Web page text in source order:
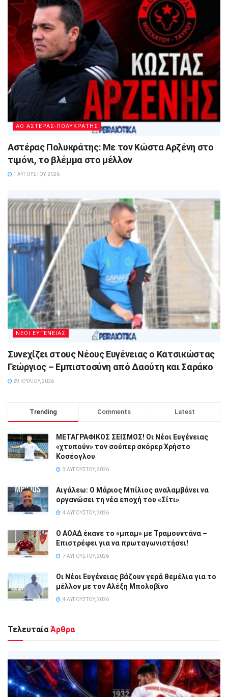
ΑΟ ΑΣΤΕΡΑΣ-ΠΟΛΥΚΡΑΤΗΣ
Αστέρας Πολυκράτης: Με τον Κώστα Αρζένη στο
τιμόνι, το βλέμμα στο μέλλον
1 ΑΥΓΟΎΣΤΟΥ, 2026
ΝΕΟΙ ΕΥΓΕΝΕΙΑΣ
Συνεχίζει στους Νέους Ευγένειας ο Κατσικώστας
Γεώργιος – Εμπιστοσύνη από Δαούτη και Σαράκο
29 ΙΟΥΛΊΟΥ, 2026
Trending Comments Latest
ΜΕΤΑΓΡΑΦΙΚΟΣ ΣΕΙΣΜΟΣ! Οι Νέοι Ευγένειας
«χτυπούν» τον σούπερ σκόρερ Χρήστο
Κοσέογλου
3 ΑΥΓΟΎΣΤΟΥ, 2026
Αιγάλεω: Ο Μάριος Μπίλιος αναλαμβάνει να
οργανώσει τη νέα εποχή του «Σίτι»
4 ΑΥΓΟΎΣΤΟΥ, 2026
Ο ΑΟΑΔ έκανε το «μπαμ» με Τραμουντάνα –
Επιστρέφει για να πρωταγωνιστήσει!
7 ΑΥΓΟΎΣΤΟΥ, 2026
Οι Νέοι Ευγένειας βάζουν γερά θεμέλια για το
μέλλον με τον Αλέξη Μπολοβίνο
4 ΑΥΓΟΎΣΤΟΥ, 2026
Τελευταία Άρθρα